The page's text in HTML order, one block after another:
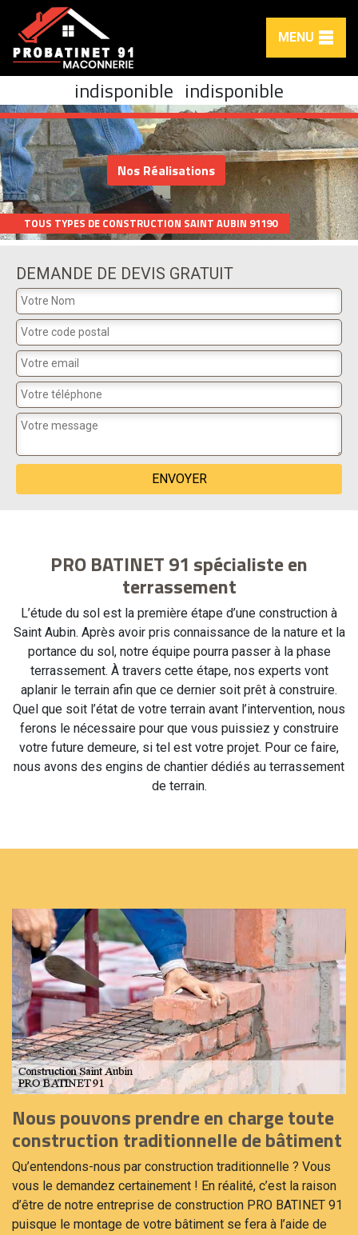
MENU
indisponible indisponible
Nos Réalisations
TOUS TYPES DE CONSTRUCTION SAINT AUBIN 91190
DEMANDE DE DEVIS GRATUIT
PRO BATINET 91 spécialiste en
terrassement
L’étude du sol est la première étape d’une construction à
Saint Aubin. Après avoir pris connaissance de la nature et la
portance du sol, notre équipe pourra passer à la phase
terrassement. À travers cette étape, nos experts vont
aplanir le terrain afin que ce dernier soit prêt à construire.
Quel que soit l’état de votre terrain avant l’intervention, nous
ferons le nécessaire pour que vous puissiez y construire
votre future demeure, si tel est votre projet. Pour ce faire,
nous avons des engins de chantier dédiés au terrassement
de terrain.
Nous pouvons prendre en charge toute
construction traditionnelle de bâtiment
Qu’entendons-nous par construction traditionnelle ? Vous
vous le demandez certainement ! En réalité, c’est la raison
d’être de notre entreprise de construction PRO BATINET 91
puisque le montage de votre bâtiment se fera à l’aide de